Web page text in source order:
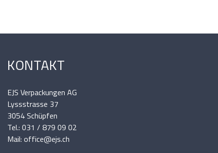
KONTAKT
EJS Verpackungen AG
Lyssstrasse 37
3054 Schüpfen
Tel.: 031 / 879 09 02
Mail: office@ejs.ch